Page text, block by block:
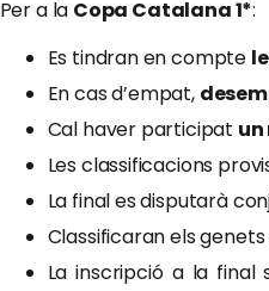
Per a la Copa Catalana 1*:
Es tindran en compte
En cas d’empat,
Cal haver participat un
Les classificacions
La final es disputarà
Classificaran els
La inscripció a la final